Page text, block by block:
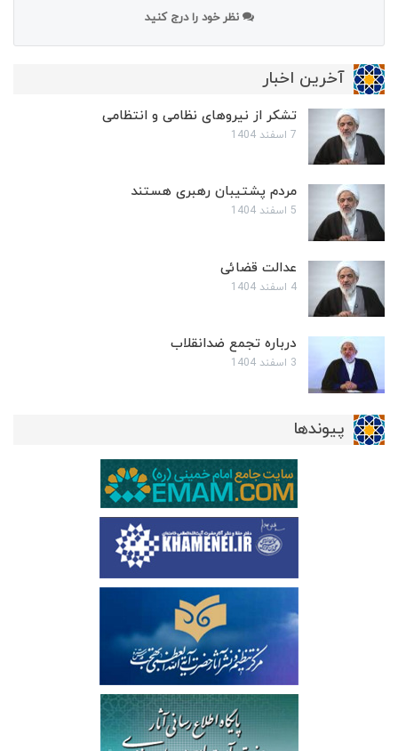
نظر خود را درج کنید
آخرین اخبار
تشکر از نیروهای نظامی و انتظامی
7 اسفند 1404
مردم پشتیبان رهبری هستند
5 اسفند 1404
عدالت قضائی
4 اسفند 1404
درباره تجمع ضدانقلاب
3 اسفند 1404
پیوندها